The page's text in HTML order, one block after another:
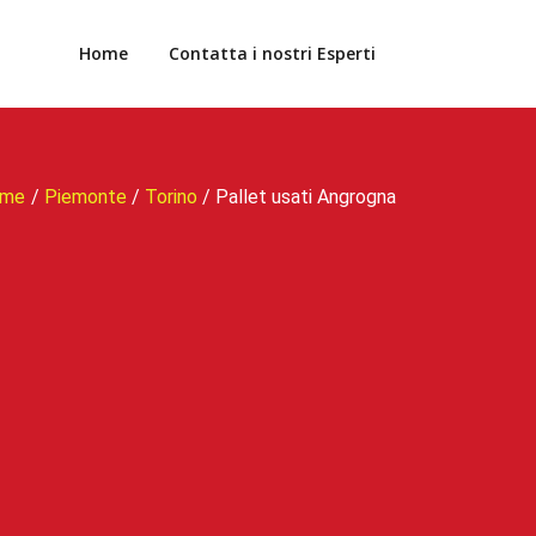
Home Contatta i nostri Esperti
/ Piemonte / Torino / Pallet usati Angrogna